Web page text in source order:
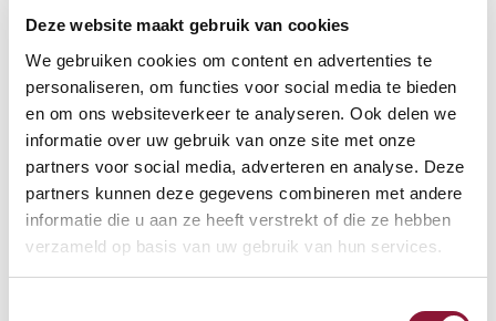
Deze website maakt gebruik van cookies
We gebruiken cookies om content en advertenties te
personaliseren, om functies voor social media te bieden
en om ons websiteverkeer te analyseren. Ook delen we
informatie over uw gebruik van onze site met onze
partners voor social media, adverteren en analyse. Deze
partners kunnen deze gegevens combineren met andere
informatie die u aan ze heeft verstrekt of die ze hebben
verzameld op basis van uw gebruik van hun services.
BODENKONTAKT
FUSSRING ?